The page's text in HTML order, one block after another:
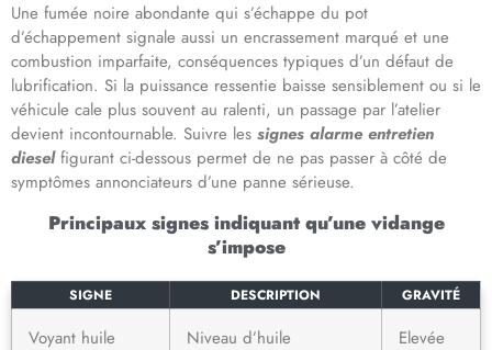
Une fumée noire abondante qui s’échappe du pot
d’échappement signale aussi un encrassement marqué et une
combustion imparfaite, conséquences typiques d’un défaut de
lubrification. Si la puissance ressentie baisse sensiblement ou si le
véhicule cale plus souvent au ralenti, un passage par l’atelier
devient incontournable. Suivre les signes alarme entretien
dieselfigurant ci-dessous permet de ne pas passer à côté de
symptômes annonciateurs d’une panne sérieuse.
Principaux signes indiquant qu’une vidange
s’impose
SIGNE DESCRIPTION GRAVITÉ
Voyant huile
Niveau d’huile
Elevée